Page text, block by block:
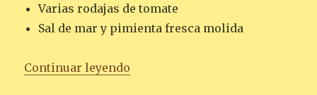
Varias rodajas de tomate
Sal de mar y pimienta fresca molida
Continuar leyendo